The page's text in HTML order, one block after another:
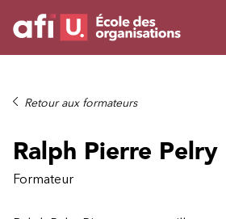
Formations
Sur mesure
À propos
Retour aux formateurs
Ralph Pierre Pelry
Formateur